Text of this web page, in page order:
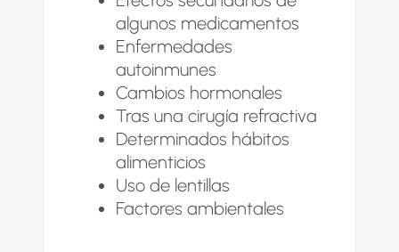
algunos medicamentos
Enfermedades
autoinmunes
Cambios hormonales
Tras una cirugía refractiva
Determinados hábitos
alimenticios
Uso de lentillas
Factores ambientales